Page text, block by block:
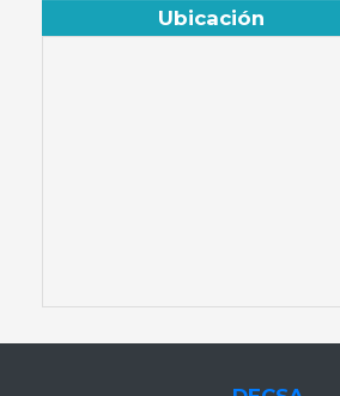
Ubicación